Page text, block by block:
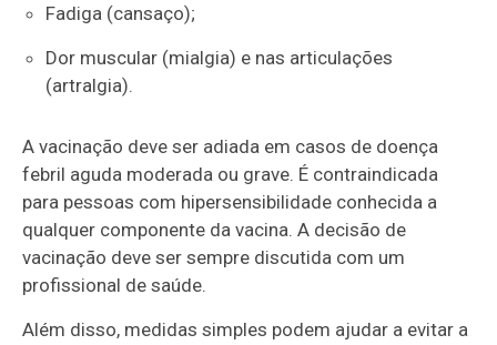
Fadiga (cansaço);
Dor muscular (mialgia) e nas articulações
(artralgia).
A vacinação deve ser adiada em casos de doença
febril aguda moderada ou grave. É contraindicada
para pessoas com hipersensibilidade conhecida a
qualquer componente da vacina. A decisão de
vacinação deve ser sempre discutida com um
profissional de saúde.
Além disso, medidas simples podem ajudar a evitar a